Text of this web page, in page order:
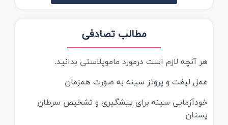
مطالب تصادفی
هر آنچه لازم است درمورد ماموپلاستی بدانید.
عمل لیفت و پروتز سینه به صورت همزمان
خودآزمایی سینه برای پیشگیری و تشخیص سرطان
پستان